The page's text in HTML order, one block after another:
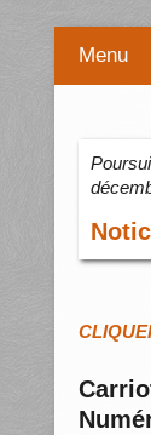
Menu